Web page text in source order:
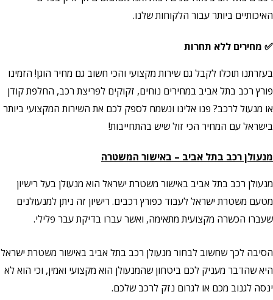
האיכותיים ביותר עבור הלקוחות שלנו.
✅ מחירים ללא תחרות
בעזרתנו תוכלו לקבל גם שירות מקצועי והכי חשוב גם מחיר הוגן! הזמינו
פורץ רכב בתל אביב במחירים נוחים, זקוקים לפריצת רכב, החלפת קודן
או מנעול לרכב? פנו אלינו ונשמח לספק לכם את השירות המקצועי ביותר
בישראל עם המחיר הכי זול שיש בהתחייבות!
מנעולן רכב בתל אביב – באישור המשטרה
מנעולן רכב בתל אביב באישור משטרת ישראל הוא מנעולן בעל רישיון
מטעם משטרת ישראל לעבוד כפורץ רכבים. רישיון זה ניתן למנעולנים
שעברו הכשרה מקצועית מתאימה, ואשר עברו בדיקת עבר פלילי.
הסיבה לכך שחשוב לבחור מנעולן רכב בתל אביב באישור משטרת ישראל
היא שהדבר מעניק לכם ביטחון שהמנעולן הוא מקצועי ואמין, וכי הוא לא
ינסה לגנוב מכם או לגרום נזק לרכב שלכם.